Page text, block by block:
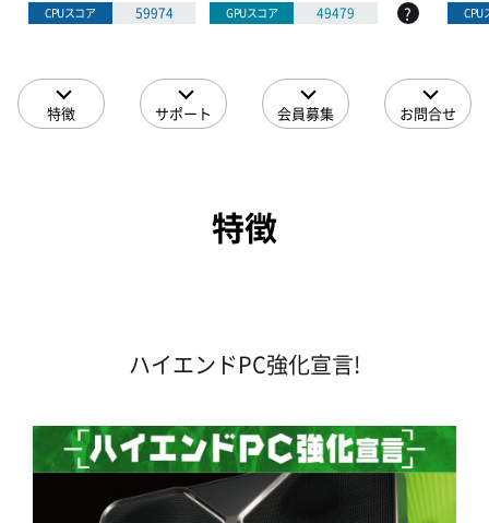
CPUスコア 59974 GPUスコア 49479 ? CPU
特徴 サポート 会員募集 お問合せ
特徴
ハイエンドPC強化宣言!